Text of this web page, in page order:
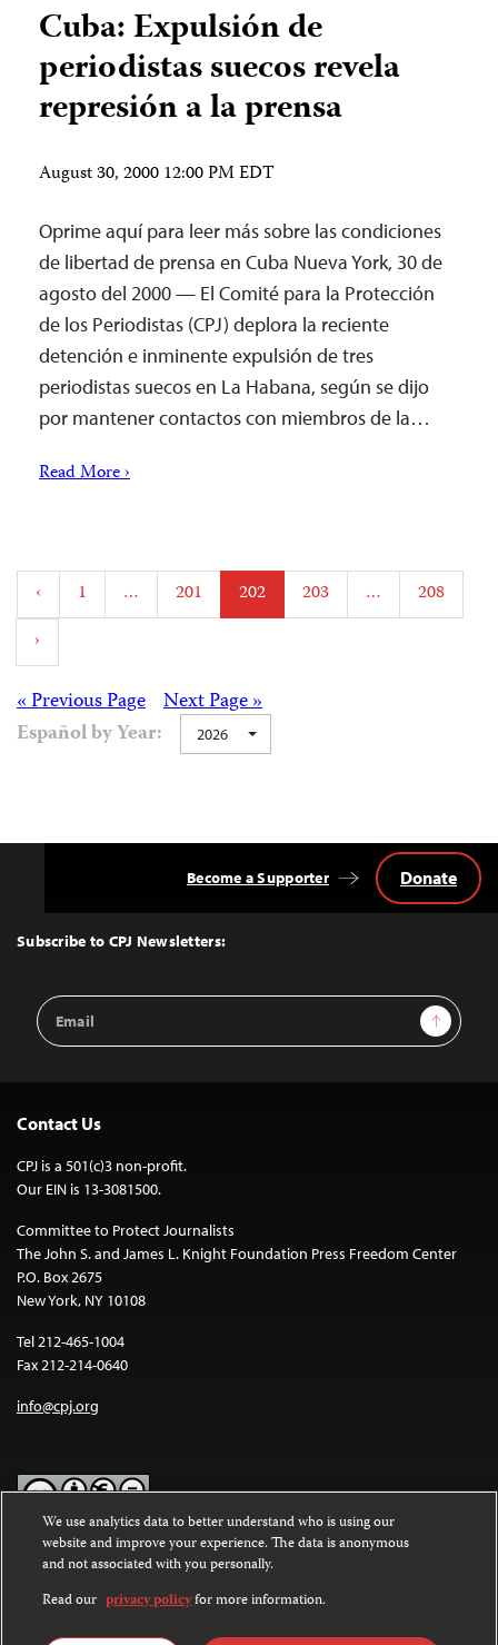
Cuba: Expulsión de
periodistas suecos revela
represión a la prensa
August 30, 2000 12:00 PM EDT
Oprime aquí para leer más sobre las condiciones
de libertad de prensa en Cuba Nueva York, 30 de
agosto del 2000 — El Comité para la Protección
de los Periodistas (CPJ) deplora la reciente
detención e inminente expulsión de tres
periodistas suecos en La Habana, según se dijo
por mantener contactos con miembros de la…
Read More ›
Posts
pagination
‹ 1 … 201 202 203 …
208
›
Posts
navigation
Next Page »
« Previous Page
Español by Year:
2026
Top
Subscribe to CPJ Newsletters:
Email
Address
Sign Up
Become a Supporter Donate
Contact Us
CPJ is a 501(c)3 non-profit.
Our EIN is 13-3081500.
Committee to Protect Journalists
The John S. and James L. Knight Foundation Press Freedom Center
P.O. Box 2675
New York, NY 10108
Tel 212-465-1004
Fax 212-214-0640
info@cpj.org
Except where noted, text on this website is licensed under a
Commons Attribution-NonCommercial-NoDerivatives 4.0
International License.
Images and other media are not covered by the Creative Commons
We use analytics data to better understand who is using our
website and improve your experience. The data is anonymous
and not associated with you personally.
Read our privacy policyfor more information.